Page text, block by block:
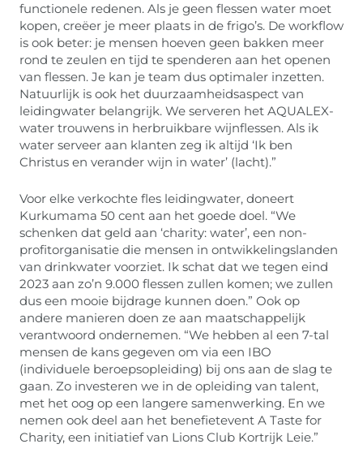
functionele redenen. Als je geen flessen water moet
kopen, creëer je meer plaats in de frigo’s. De workflow
is ook beter: je mensen hoeven geen bakken meer
rond te zeulen en tijd te spenderen aan het openen
van flessen. Je kan je team dus optimaler inzetten.
Natuurlijk is ook het duurzaamheidsaspect van
leidingwater belangrijk. We serveren het AQUALEX-
water trouwens in herbruikbare wijnflessen. Als ik
water serveer aan klanten zeg ik altijd ‘Ik ben
Christus en verander wijn in water’ (lacht).”
Voor elke verkochte fles leidingwater, doneert
Kurkumama 50 cent aan het goede doel. “We
schenken dat geld aan ‘charity: water’, een non-
profitorganisatie die mensen in ontwikkelingslanden
van drinkwater voorziet. Ik schat dat we tegen eind
2023 aan zo’n 9.000 flessen zullen komen; we zullen
dus een mooie bijdrage kunnen doen.” Ook op
andere manieren doen ze aan maatschappelijk
verantwoord ondernemen. “We hebben al een 7-tal
mensen de kans gegeven om via een IBO
(individuele beroepsopleiding) bij ons aan de slag te
gaan. Zo investeren we in de opleiding van talent,
met het oog op een langere samenwerking. En we
nemen ook deel aan het benefietevent A Taste for
Charity, een initiatief van Lions Club Kortrijk Leie.”